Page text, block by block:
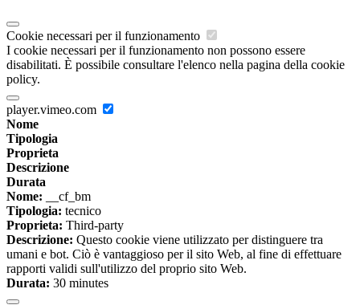
Cookie necessari per il funzionamento
I cookie necessari per il funzionamento non possono essere
disabilitati. È possibile consultare l'elenco nella pagina della cookie
policy.
player.vimeo.com
Nome
Tipologia
Proprieta
Descrizione
Durata
Nome: __cf_bm
Tipologia: tecnico
Proprieta: Third-party
Descrizione: Questo cookie viene utilizzato per distinguere tra
umani e bot. Ciò è vantaggioso per il sito Web, al fine di effettuare
rapporti validi sull'utilizzo del proprio sito Web.
Durata: 30 minutes